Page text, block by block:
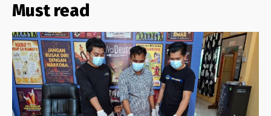
Must read